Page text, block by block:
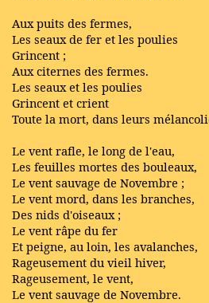
Aux puits des fermes,
Les seaux de fer et les poulies
Grincent ;
Aux citernes des fermes.
Les seaux et les poulies
Grincent et crient
Toute la mort, dans leurs
Le vent rafle, le long de l'eau,
Les feuilles mortes des bouleaux,
Le vent sauvage de Novembre ;
Le vent mord, dans les branches,
Des nids d'oiseaux ;
Le vent râpe du fer
Et peigne, au loin, les avalanches,
Rageusement du vieil hiver,
Rageusement, le vent,
Le vent sauvage de Novembre.